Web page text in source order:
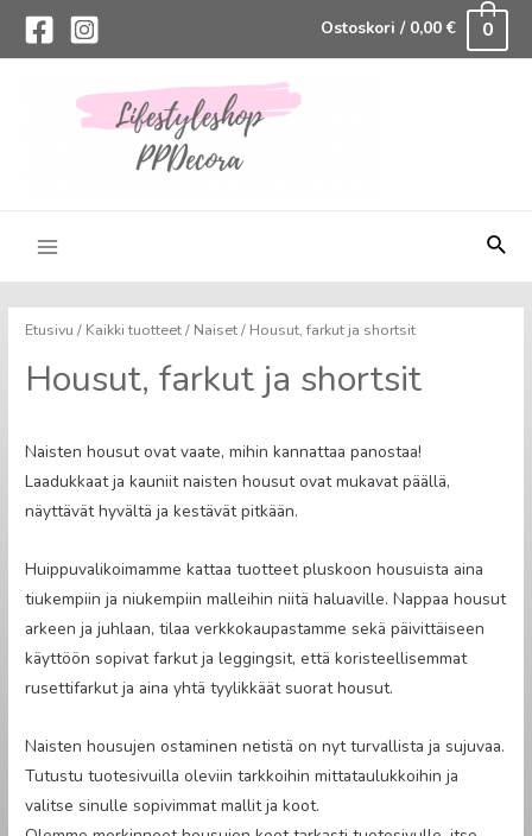
Ostoskori / 0,00€ 0
Menu
Hae
Etusivu / Kaikki tuotteet/ Naiset/ Housut, farkut ja shortsit
Housut, farkut ja shortsit
Naisten housut ovat vaate, mihin kannattaa panostaa!
Laadukkaat ja kauniit naisten housut ovat mukavat päällä,
näyttävät hyvältä ja kestävät pitkään.
Huippuvalikoimamme kattaa tuotteet pluskoon housuista aina
tiukempiin ja niukempiin malleihin niitä haluaville. Nappaa housut
arkeen ja juhlaan, tilaa verkkokaupastamme sekä päivittäiseen
käyttöön sopivat farkut ja leggingsit, että koristeellisemmat
rusettifarkut ja aina yhtä tyylikkäät suorat housut.
Naisten housujen ostaminen netistä on nyt turvallista ja sujuvaa.
Tutustu tuotesivuilla oleviin tarkkoihin mittataulukkoihin ja
valitse sinulle sopivimmat mallit ja koot.